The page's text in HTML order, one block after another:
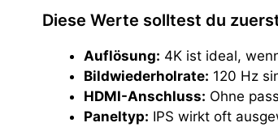
Diese Werte solltest du
Auflösung: 4K ist ideal,
Bildwiederholrate: 120 Hz
HDMI-Anschluss: Ohne
Paneltyp: IPS wirkt oft